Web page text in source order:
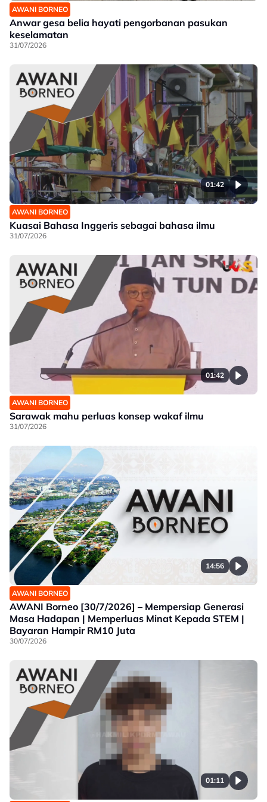
AWANI BORNEO
Anwar gesa belia hayati pengorbanan pasukan
keselamatan
31/07/2026
01:42
AWANI BORNEO
Kuasai Bahasa Inggeris sebagai bahasa ilmu
31/07/2026
01:42
AWANI BORNEO
Sarawak mahu perluas konsep wakaf ilmu
31/07/2026
14:56
AWANI BORNEO
AWANI Borneo [30/7/2026] – Mempersiap Generasi
Masa Hadapan | Memperluas Minat Kepada STEM |
Bayaran Hampir RM10 Juta
30/07/2026
01:11